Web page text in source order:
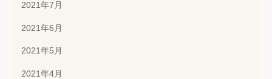
2021年7月
2021年6月
2021年5月
2021年4月